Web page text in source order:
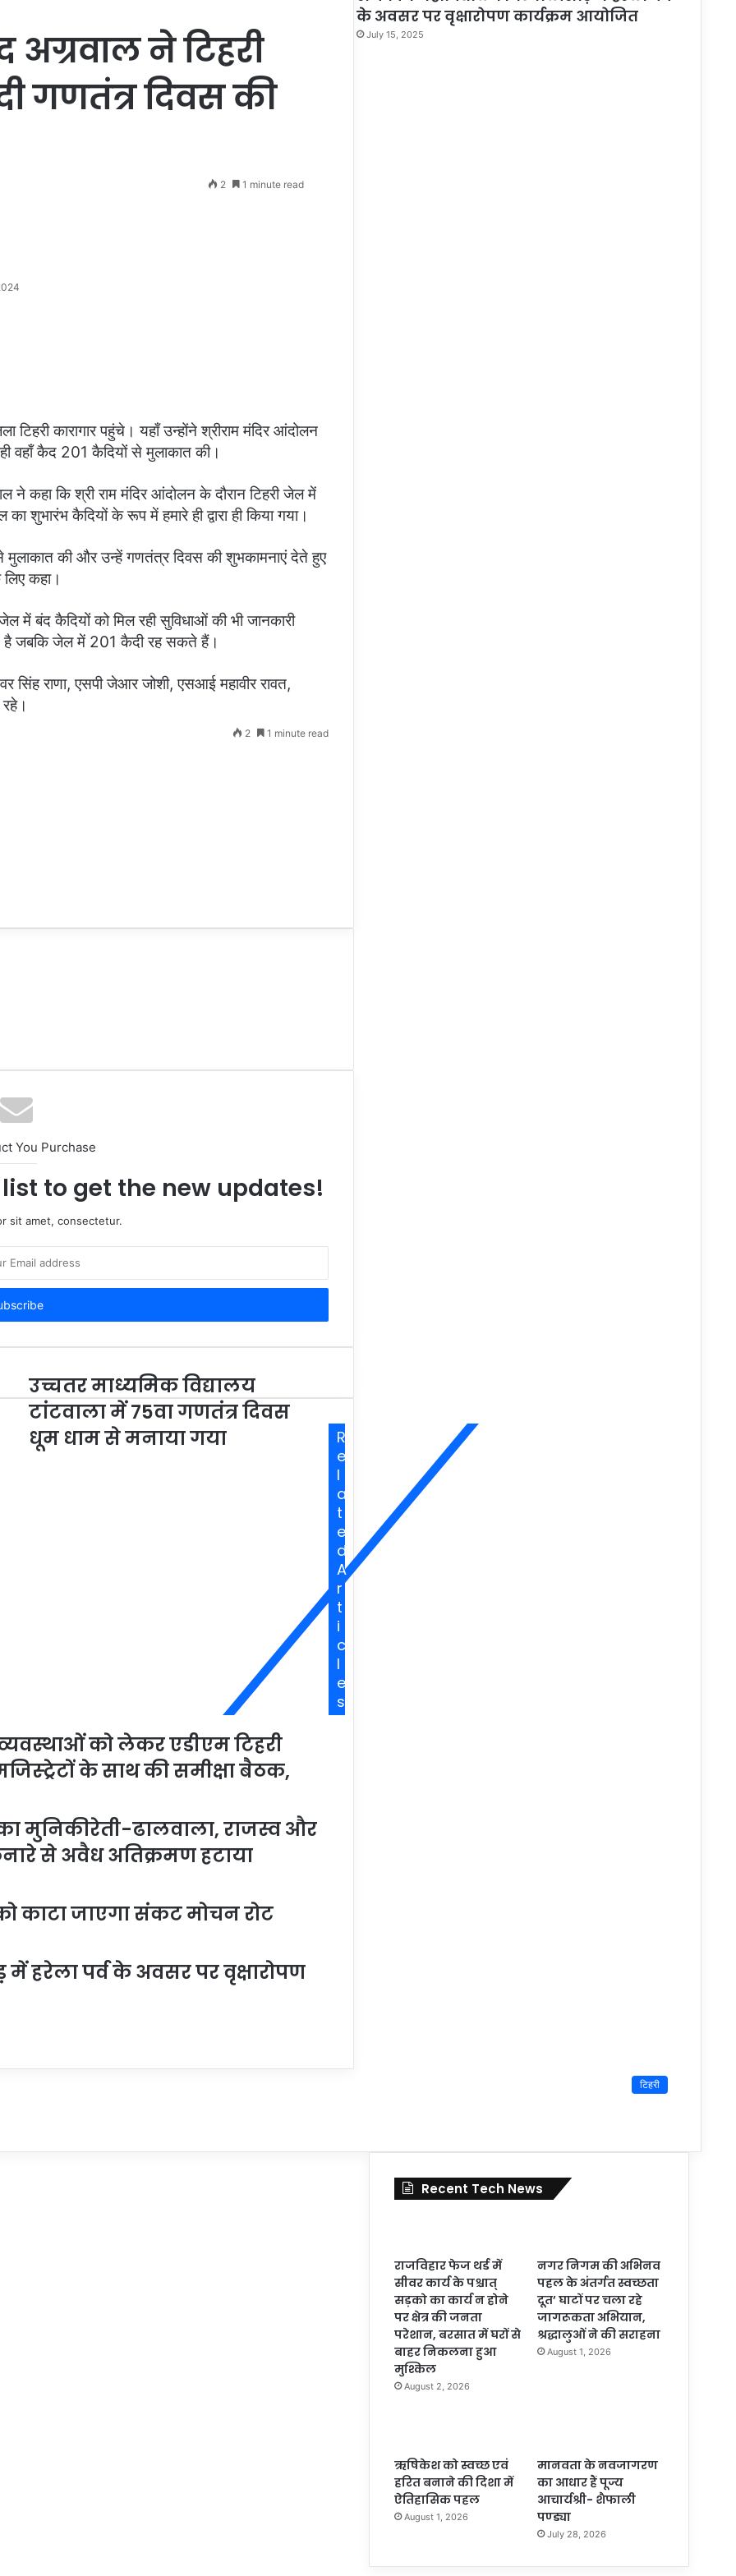
अग्रवाल ने टिहरी
गणतंत्र दिवस की
2 1 minute read
टिहरी कारागार पहुंचे। यहाँ उन्होंने श्रीराम मंदिर आंदोलन
वहाँ कैद 201 कैदियों से मुलाकात की।
ने कहा कि श्री राम मंदिर आंदोलन के दौरान टिहरी जेल में
शुभारंभ कैदियों के रूप में हमारे ही द्वारा ही किया गया।
की और उन्हें गणतंत्र दिवस की शुभकामनाएं देते हुए
कहा।
में बंद कैदियों को मिल रही सुविधाओं की भी जानकारी
है जबकि जेल में 201 कैदी रह सकते हैं।
सिंह राणा, एसपी जेआर जोशी, एसआई महावीर रावत,
2 1 minute read
You Purchase
to get the new updates!
sit amet, consectetur.
उच्चतर माध्यमिक विद्यालय
टांटवाला में 75वा गणतंत्र दिवस
धूम धाम से मनाया गया
R
e
l
a
t
e
d
A
r
t
i
c
l
e
s
को लेकर एडीएम टिहरी
के साथ की समीक्षा बैठक,
मुनिकीरेती-ढालवाला, राजस्व और
से अवैध अतिक्रमण हटाया
काटा जाएगा संकट मोचन रोट
में हरेला पर्व के अवसर पर वृक्षारोपण
टिहरी
के अवसर पर वृक्षारोपण कार्यक्रम आयोजित
July 15, 2025
Recent Tech News
राजविहार फेज थर्ड में
सीवर कार्य के पश्चात्
सड़को का कार्य न होने
पर क्षेत्र की जनता
परेशान, बरसात में घरों से
बाहर निकलना हुआ
मुश्किल
August 2, 2026
नगर निगम की अभिनव
पहल के अंतर्गत स्वच्छता
दूत’ घाटों पर चला रहे
जागरूकता अभियान,
श्रद्धालुओं ने की सराहना
August 1, 2026
ऋषिकेश को स्वच्छ एवं
हरित बनाने की दिशा में
ऐतिहासिक पहल
August 1, 2026
मानवता के नवजागरण
का आधार हैं पूज्य
आचार्यश्री- शैफाली
पण्ड्या
July 28, 2026